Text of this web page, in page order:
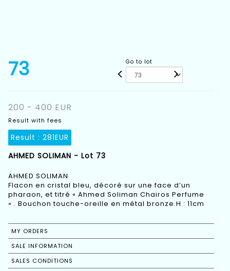
73 Go to lot
200 - 400 EUR
Result with fees
Result : 281EUR
AHMED SOLIMAN - Lot 73
AHMED SOLIMAN
Flacon en cristal bleu, décoré sur une face d’un
pharaon, et titré « Ahmed Soliman Chairos Perfume
» . Bouchon touche-oreille en métal bronze.H : 11cm
MY ORDERS
SALE INFORMATION
SALES CONDITIONS